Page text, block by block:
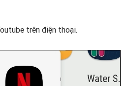
trên điện thoại.